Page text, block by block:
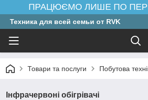
ПРАЦЮЄМО ЛИШЕ ПО
Техника для всей семьи от RVK
Товари та послуги Побутова
Інфрачервоні обігрівачі